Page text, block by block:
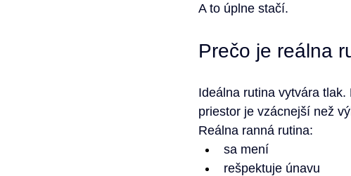
A to úplne stačí.
Prečo je reálna
Ideálna rutina vytvára
priestor je vzácnejší než
Reálna ranná rutina:
sa mení
rešpektuje únavu